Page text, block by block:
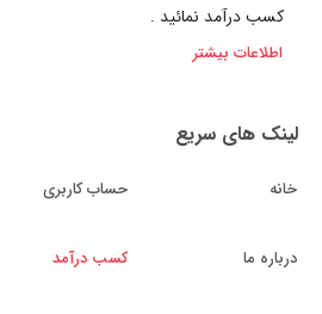
کسب درآمد نمائید .
اطلاعات بیشتر
لینک های سریع
خانه
درباره ما
حساب کاربری
کسب درآمد